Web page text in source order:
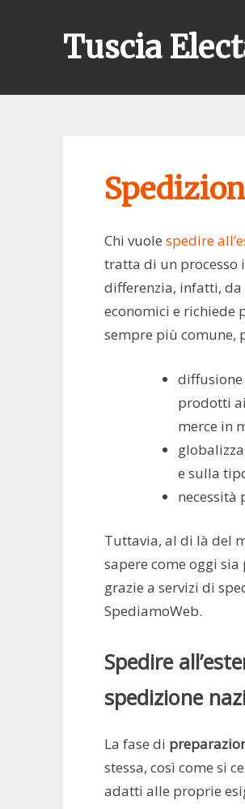
Tuscia
Chi vuole spedire
tratta di un processo
differenzia, infatti,
economici e richiede
sempre più comune,
diffusione
prodotti
merce in
e sulla
necessità
Tuttavia, al di là del
sapere come oggi
grazie a servizi di
SpediamoWeb.
Spedire
spedizione
La fase di
stessa, così come si
adatti alle proprie